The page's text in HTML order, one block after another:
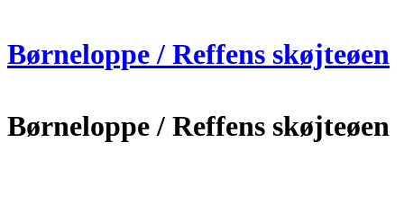
Børneloppe / Reffens skøjteøen
Børneloppe / Reffens skøjteøen